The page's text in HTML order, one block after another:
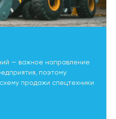
— важное направление
поэтому
продажи спецтехники